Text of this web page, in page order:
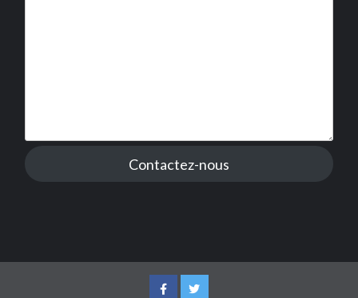
Contactez-nous